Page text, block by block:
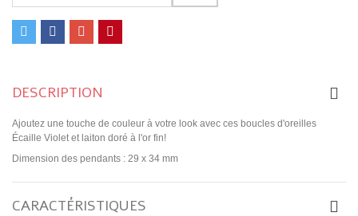
DESCRIPTION
Ajoutez une touche de couleur à votre look avec ces boucles d'oreilles
Écaille Violet et laiton doré à l'or fin!
Dimension des pendants : 29 x 34 mm
CARACTÉRISTIQUES